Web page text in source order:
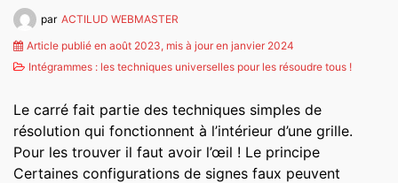
par ACTILUD WEBMASTER
Article publié en août 2023, mis à jour en janvier 2024
Intégrammes : les techniques universelles pour les résoudre tous !
Le carré fait partie des techniques simples de
résolution qui fonctionnent à l’intérieur d’une grille.
Pour les trouver il faut avoir l’œil ! Le principe
Certaines configurations de signes faux peuvent